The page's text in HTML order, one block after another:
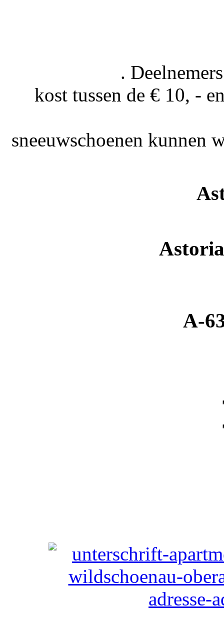
.
kost tussen de € 10, -
sneeuwschoenen kunnen
A-